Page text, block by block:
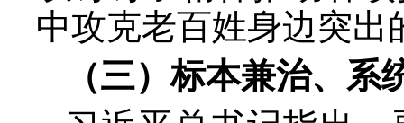
中攻克老百姓身边突出
（三）标本兼治、